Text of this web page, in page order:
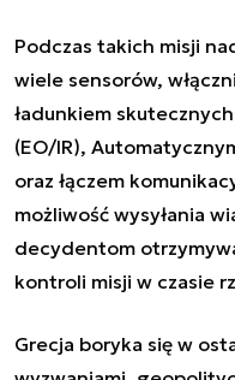
Podczas takich misji
wiele sensorów,
ładunkiem
(EO/IR),
oraz łączem
możliwość wysyłania
decydentom
kontroli misji w czasie
Grecja boryka się w